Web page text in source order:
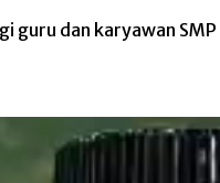
dan karyawan